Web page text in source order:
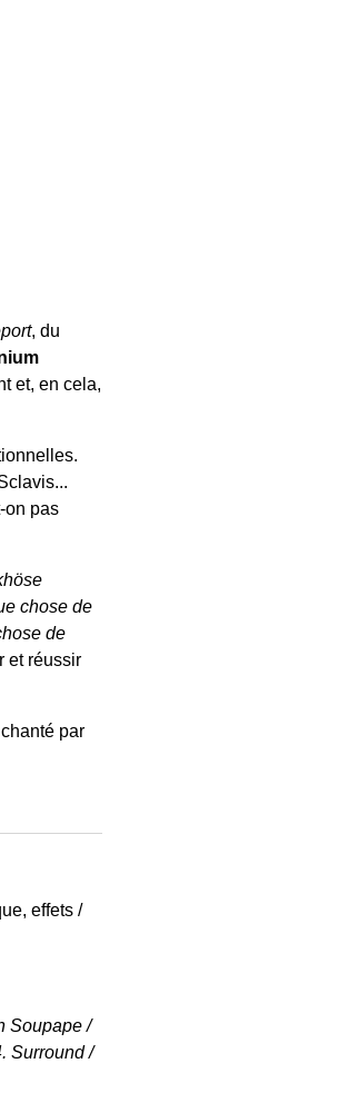
, du
et, en cela,
on pas
chose de
de
et réussir
par
effets /
Soupape /
Surround /